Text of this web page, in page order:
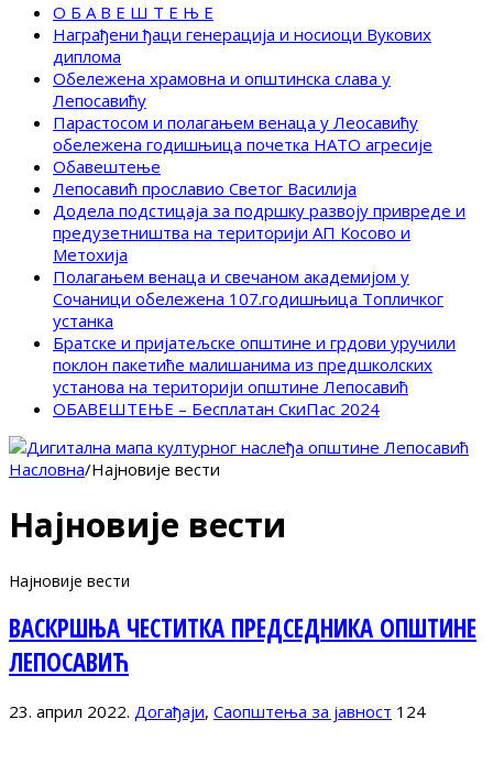
О Б А В Е Ш Т Е Њ Е
Награђени ђаци генерација и носиоци Вукових
диплома
Обележена храмовна и општинска слава у
Лепосавићу
Парастосом и полагањем венаца у Леосавићу
обележена годишњица почетка НАТО агресије
Обавештење
Лепосавић прославио Светог Василија
Додела подстицаја за подршку развоју привреде и
предузетништва на територији АП Косово и
Метохија
Полагањем венаца и свечаном академијом у
Сочаници обележена 107.годишњица Топличког
устанка
Братске и пријатељске општине и грдови уручили
поклон пакетиће малишанима из предшколских
установа на територији општине Лепосавић
ОБАВЕШТЕЊЕ – Бесплатан СкиПас 2024
Насловна/Најновије вести
Најновије вести
Најновије вести
ВАСКРШЊА ЧЕСТИТКА ПРЕДСЕДНИКА ОПШТИНЕ
ЛЕПОСАВИЋ
23. април 2022. Догађаји, Саопштења за јавност 124